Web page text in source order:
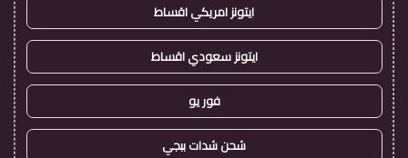
ايتونز امريكي اقساط
ايتونز سعودي اقساط
فور يو
شحن شدات ببجي